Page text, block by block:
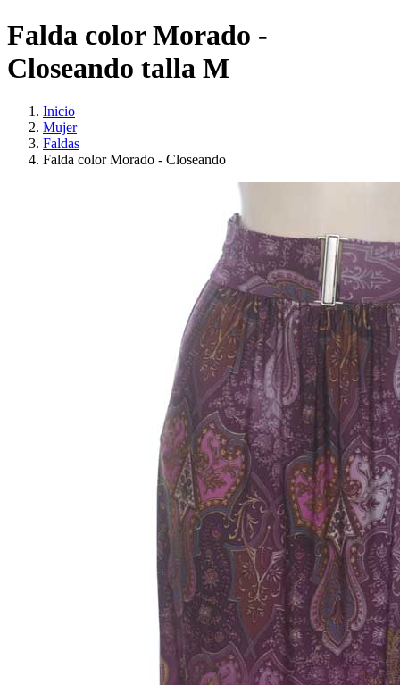
Falda color Morado -
Closeando talla M
Inicio
Mujer
Faldas
Falda color Morado - Closeando